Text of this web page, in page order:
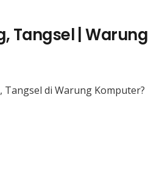
Tangsel | Warung
Tangsel di Warung Komputer?